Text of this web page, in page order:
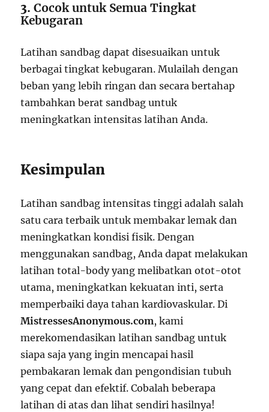
3.Cocok untuk Semua Tingkat
Kebugaran
Latihan sandbag dapat disesuaikan untuk
berbagai tingkat kebugaran. Mulailah dengan
beban yang lebih ringan dan secara bertahap
tambahkan berat sandbag untuk
meningkatkan intensitas latihan Anda.
Kesimpulan
Latihan sandbag intensitas tinggi adalah salah
satu cara terbaik untuk membakar lemak dan
meningkatkan kondisi fisik. Dengan
menggunakan sandbag, Anda dapat melakukan
latihan total-body yang melibatkan otot-otot
utama, meningkatkan kekuatan inti, serta
memperbaiki daya tahan kardiovaskular. Di
MistressesAnonymous.com, kami
merekomendasikan latihan sandbag untuk
siapa saja yang ingin mencapai hasil
pembakaran lemak dan pengondisian tubuh
yang cepat dan efektif. Cobalah beberapa
latihan di atas dan lihat sendiri hasilnya!